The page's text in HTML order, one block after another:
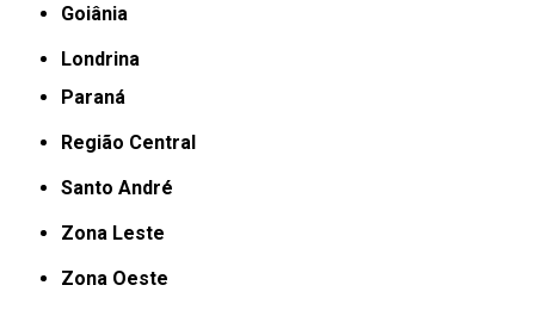
Goiânia
Londrina
Paraná
Região Central
Santo André
Zona Leste
Zona Oeste